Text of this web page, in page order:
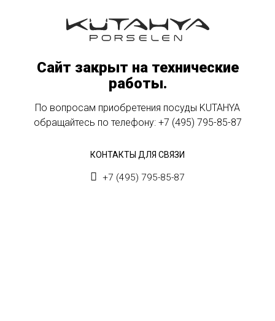
Сайт закрыт на технические
работы.
По вопросам приобретения посуды KUTAHYA
обращайтесь по телефону: +7 (495) 795-85-87
КОНТАКТЫ ДЛЯ СВЯЗИ
+7 (495) 795-85-87